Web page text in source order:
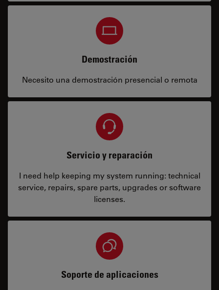
Demostración
Necesito una demostración presencial o remota
Servicio y reparación
I need help keeping my system running: technical
service, repairs, spare parts, upgrades or software
licenses.
Soporte de aplicaciones